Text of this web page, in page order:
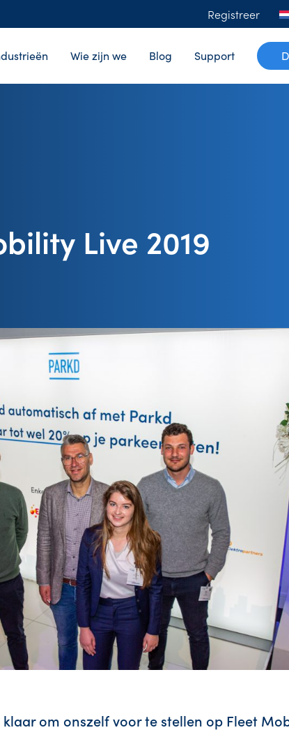
Registreer
Wie zijn we Blog Support
Live 2019
om onszelf voor te stellen op Fleet